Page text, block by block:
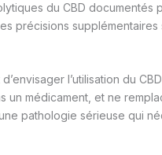
du CBD documentés
précisions supplémentaires
l’utilisation du
un médicament, et ne
pathologie sérieuse qui